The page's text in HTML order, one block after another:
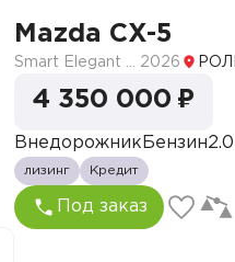
Mazda CX-5
2026
4 350 000 ₽
Внедорожник Бензин
лизинг Кредит
Под заказ